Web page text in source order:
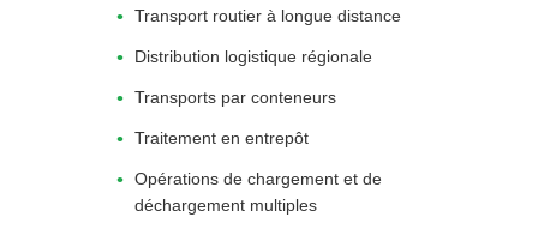
Transport routier à longue distance
Distribution logistique régionale
Transports par conteneurs
Traitement en entrepôt
Opérations de chargement et de
déchargement multiples